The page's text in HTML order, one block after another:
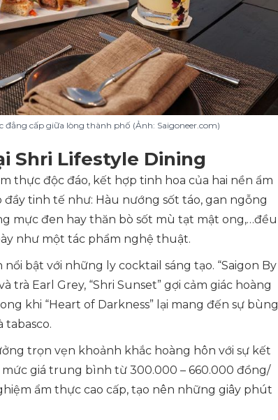
cấp giữa lòng thành phố (Ảnh: Saigoneer.com)
Shri Lifestyle Dining
thực độc đáo, kết hợp tinh hoa của hai nền ẩm
tinh tế như: Hàu nướng sốt táo, gan ngỗng
mực đen hay thăn bò sốt mù tạt mật ong,…đều
như một tác phẩm nghệ thuật.
bật với những ly cocktail sáng tạo. “Saigon By
Earl Grey, “Shri Sunset” gợi cảm giác hoàng
khi “Heart of Darkness” lại mang đến sự bùng
tabasco.
trọn vẹn khoảnh khắc hoàng hôn với sự kết
mức giá trung bình từ 300.000 – 660.000 đồng/
ẩm thực cao cấp, tạo nên những giây phút